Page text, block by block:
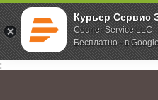
Курьер Сервис
Courier Service LLC
Бесплатно - в
;
Главная О компании